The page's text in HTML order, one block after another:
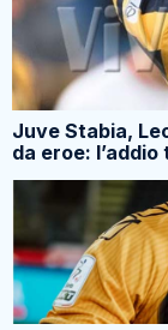
Juve Stabia,
da eroe: